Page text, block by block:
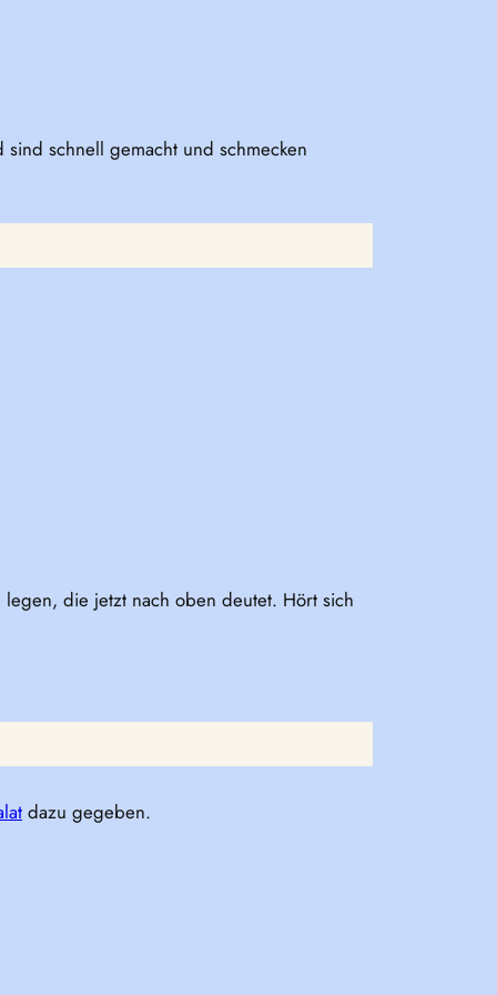
schnell gemacht und schmecken
legen, die jetzt nach oben deutet. Hört sich
dazu gegeben.